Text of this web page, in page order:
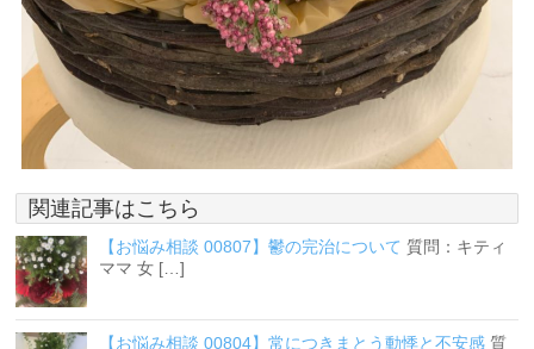
関連記事はこちら
【お悩み相談 00807】鬱の完治について 質問：キティ
ママ 女 […]
【お悩み相談 00804】常につきまとう動悸と不安感 質